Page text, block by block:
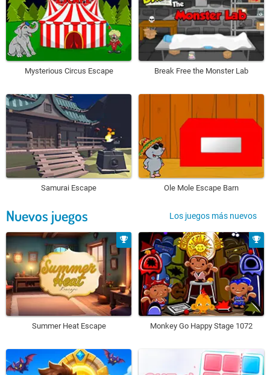
Mysterious Circus Escape Break Free the Monster Lab
Samurai Escape Ole Mole Escape Barn
Nuevos juegos Los juegos más nuevos
Summer Heat Escape Monkey Go Happy Stage 1072